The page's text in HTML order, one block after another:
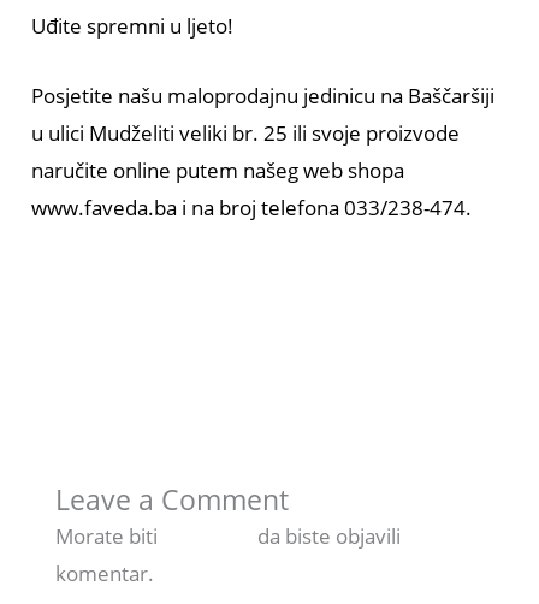
Uđite spremni u ljeto!
Posjetite našu maloprodajnu jedinicu na Baščaršiji
u ulici Mudželiti veliki br. 25 ili svoje proizvode
naručite online putem našeg web shopa
www.faveda.ba i na broj telefona 033/238-474.
Leave a Comment
Morate biti
da biste objavili
komentar.